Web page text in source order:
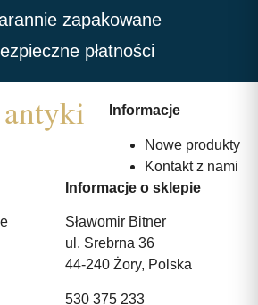
zapakowane
płatności
Informacje
Nowe produkty
Kontakt z nami
Informacje o sklepie
Sławomir Bitner
ul. Srebrna 36
44-240 Żory, Polska
530 375 233